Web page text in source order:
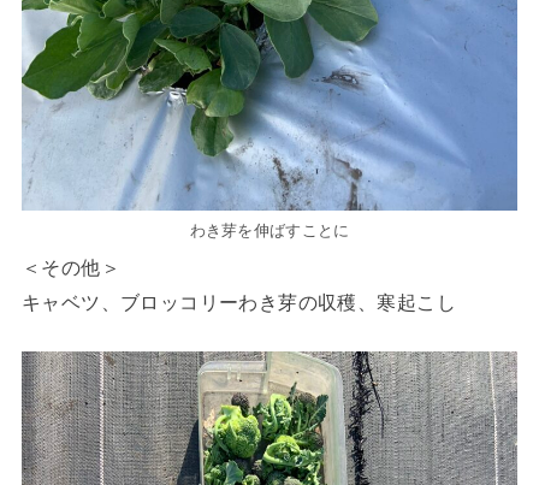
わき芽を伸ばすことに
＜その他＞
キャベツ、ブロッコリーわき芽の収穫、寒起こし